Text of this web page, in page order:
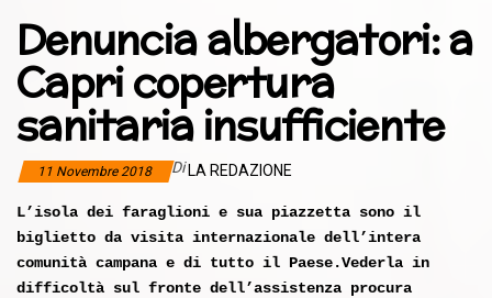
Denuncia albergatori: a
Capri copertura
sanitaria insufficiente
11 Novembre 2018 Di LA REDAZIONE
L’isola dei faraglioni e sua piazzetta sono il
biglietto da visita internazionale dell’intera
comunità campana e di tutto il Paese.Vederla in
difficoltà sul fronte dell’assistenza procura